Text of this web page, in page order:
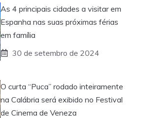
As 4 principais cidades a visitar em
Espanha nas suas próximas férias
em família
30 de setembro de 2024
O curta “Puca” rodado inteiramente
na Calábria será exibido no Festival
de Cinema de Veneza